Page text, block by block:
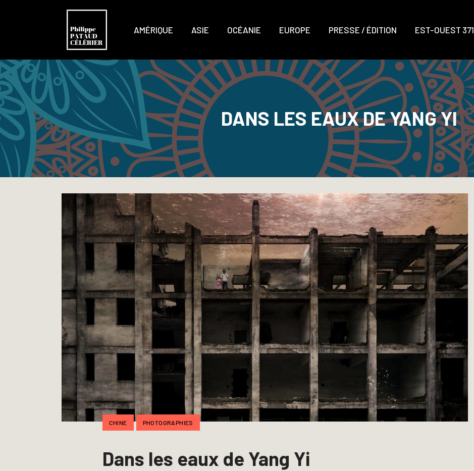
AMÉRIQUE ASIE OCÉANIE EUROPE PRESSE / ÉDITION EST-OUEST 371
DANS LES EAUX DE YANG YI
CHINE PHOTOGRAPHIES
Dans les eaux de Yang Yi